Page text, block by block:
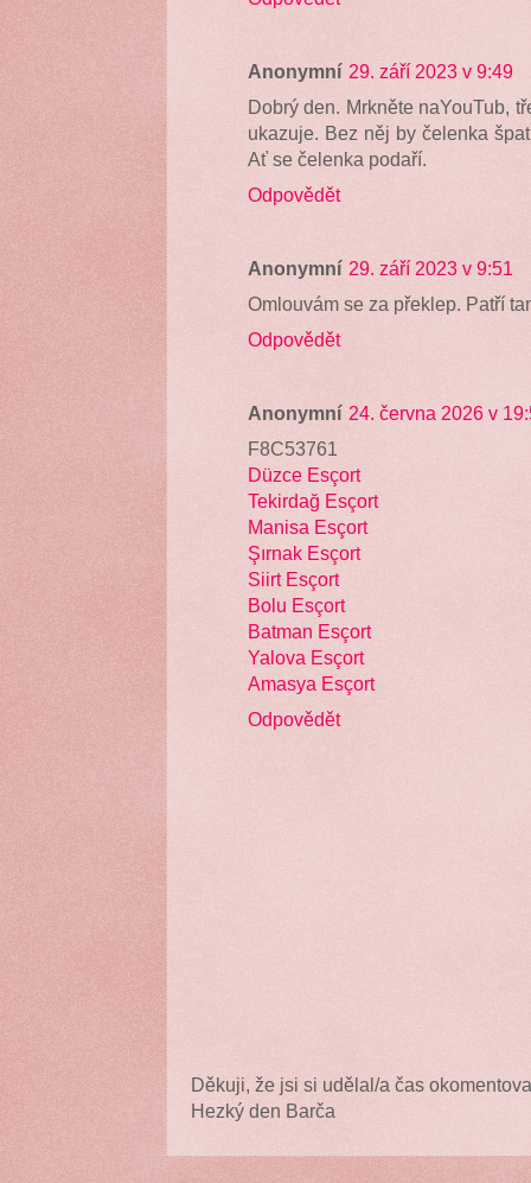
Anonymní 29. září 2023 v 9:49
Dobrý den. Mrkněte naYouTub,
ukazuje. Bez něj by čelenka
Ať se čelenka podaří.
Odpovědět
Anonymní 29. září 2023 v 9:51
Omlouvám se za překlep. Patří
Odpovědět
Anonymní 24. června 2026 v
F8C53761
Düzce Esçort
Tekirdağ Esçort
Manisa Esçort
Şırnak Esçort
Siirt Esçort
Bolu Esçort
Batman Esçort
Yalova Esçort
Amasya Esçort
Odpovědět
Děkuji, že jsi si udělal/a čas
Hezký den Barča